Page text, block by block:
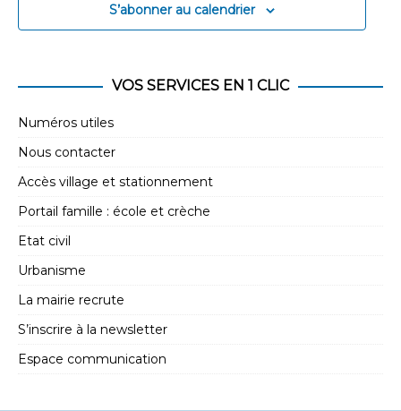
S’abonner au calendrier
VOS SERVICES EN 1 CLIC
Numéros utiles
Nous contacter
Accès village et stationnement
Portail famille : école et crèche
Etat civil
Urbanisme
La mairie recrute
S’inscrire à la newsletter
Espace communication